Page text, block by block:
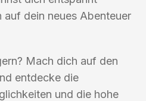
auf dein neues Abenteuer
Mach dich auf den
entdecke die
und die hohe